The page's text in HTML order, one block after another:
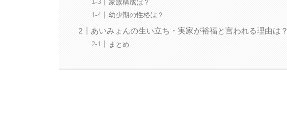
家族構成は？
幼少期の性格は？
あいみょんの生い立ち・実家が裕福と言われる理由は？
まとめ